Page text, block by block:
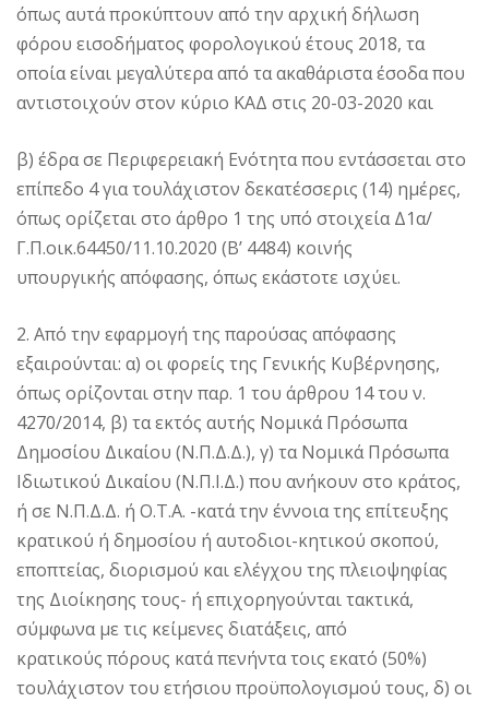
όπως αυτά προκύπτουν από την αρχική δήλωση
φόρου εισοδήματος φορολογικού έτους 2018, τα
οποία είναι μεγαλύτερα από τα ακαθάριστα έσοδα που
αντιστοιχούν στον κύριο ΚΑΔ στις 20-03-2020 και
β) έδρα σε Περιφερειακή Ενότητα που εντάσσεται στο
επίπεδο 4 για τουλάχιστον δεκατέσσερις (14) ημέρες,
όπως ορίζεται στο άρθρο 1 της υπό στοιχεία Δ1α/
Γ.Π.οικ.64450/11.10.2020 (Β’ 4484) κοινής
υπουργικής απόφασης, όπως εκάστοτε ισχύει.
2. Από την εφαρμογή της παρούσας απόφασης
εξαιρούνται: α) οι φορείς της Γενικής Κυβέρνησης,
όπως ορίζονται στην παρ. 1 του άρθρου 14 του ν.
4270/2014, β) τα εκτός αυτής Νομικά Πρόσωπα
Δημοσίου Δικαίου (Ν.Π.Δ.Δ.), γ) τα Νομικά Πρόσωπα
Ιδιωτικού Δικαίου (Ν.Π.Ι.Δ.) που ανήκουν στο κράτος,
ή σε Ν.Π.Δ.Δ. ή Ο.Τ.Α. -κατά την έννοια της επίτευξης
κρατικού ή δημοσίου ή αυτοδιοι-κητικού σκοπού,
εποπτείας, διορισμού και ελέγχου της πλειοψηφίας
της Διοίκησης τους- ή επιχορηγούνται τακτικά,
σύμφωνα με τις κείμενες διατάξεις, από
κρατικούς πόρους κατά πενήντα τοις εκατό (50%)
τουλάχιστον του ετήσιου προϋπολογισμού τους, δ) οι